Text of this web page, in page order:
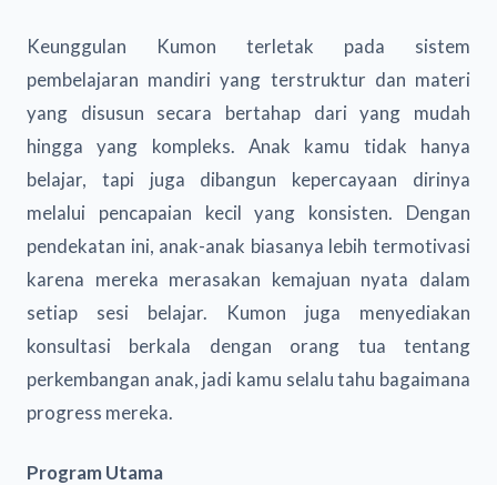
Keunggulan Kumon terletak pada sistem
pembelajaran mandiri yang terstruktur dan materi
yang disusun secara bertahap dari yang mudah
hingga yang kompleks. Anak kamu tidak hanya
belajar, tapi juga dibangun kepercayaan dirinya
melalui pencapaian kecil yang konsisten. Dengan
pendekatan ini, anak-anak biasanya lebih termotivasi
karena mereka merasakan kemajuan nyata dalam
setiap sesi belajar. Kumon juga menyediakan
konsultasi berkala dengan orang tua tentang
perkembangan anak, jadi kamu selalu tahu bagaimana
progress mereka.
Program Utama